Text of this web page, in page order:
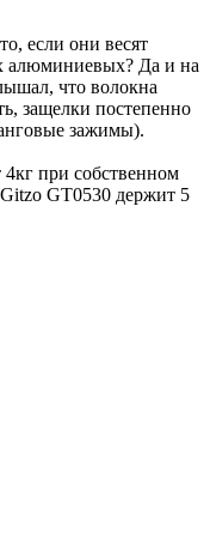
если они весят
алюминиевых? Да и на
что волокна
защелки постепенно
зажимы).
при собственном
GT0530 держит 5